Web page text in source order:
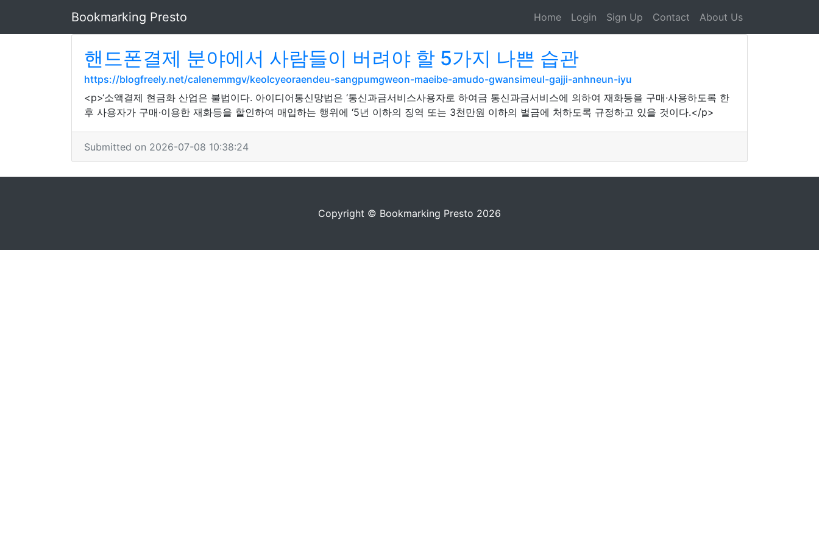
Bookmarking Presto Home Login Sign Up Contact About Us
핸드폰결제 분야에서 사람들이 버려야 할 5가지 나쁜 습관
https://blogfreely.net/calenemmgv/keolcyeoraendeu-sangpumgweon-maeibe-amudo-gwansimeul-gajji-anhneun-iyu
<p>‘소액결제 현금화 산업은 불법이다. 아이디어통신망법은 ‘통신과금서비스사용자로 하여금 통신과금서비스에 의하여 재화등을 구매·사용하도록 한
후 사용자가 구매·이용한 재화등을 할인하여 매입하는 행위에 ‘5년 이하의 징역 또는 3천만원 이하의 벌금에 처하도록 규정하고 있을 것이다.</p>
Submitted on 2026-07-08 10:38:24
Copyright © Bookmarking Presto 2026